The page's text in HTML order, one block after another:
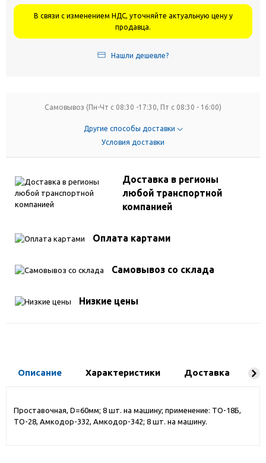
В связи с изменением НДС, уточняйте актуальную цену у
продавца.
Нашли дешевле?
Самовывоз (Пн-Чт с 08:30 -17:30, Пт с 08:30 - 16:00)
Другие способы доставки
Условия доставки
Доставка в регионы
любой транспортной
компанией
Оплата картами
Самовывоз со склада
Низкие цены
Описание Характеристики Доставка
Проставочная, D=60мм; 8 шт. на машину; применение: ТО-18Б,
ТО-28, Амкодор-332, Амкодор-342; 8 шт. на машину.